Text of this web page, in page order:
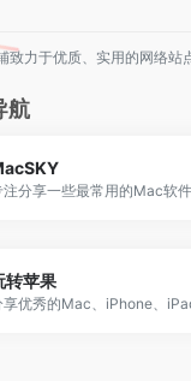
致力于优质、实用的网络站
航
注分享一些最常用的Mac软
转苹果